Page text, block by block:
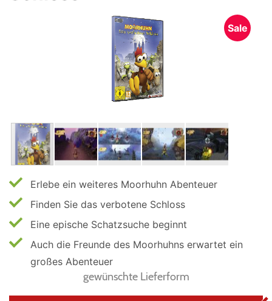
Erlebe ein weiteres Moorhuhn Abenteuer
Finden Sie das verbotene Schloss
Eine epische Schatzsuche beginnt
Auch die Freunde des Moorhuhns erwartet ein
großes Abenteuer
gewünschte Lieferform
Sale